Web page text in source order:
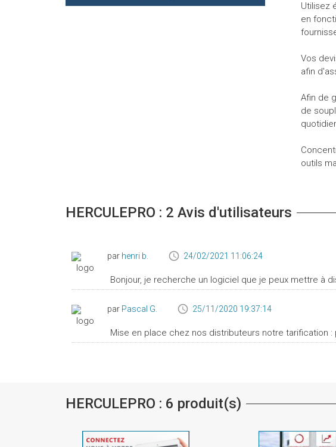
Utilisez
en
Vos
afin
Afin de
de
outils
HERCULEPRO : 2 Avis d'utilisateurs
par henri b. 24/02/2021 11:06:24
Bonjour, je recherche un logiciel que je peux mettre à
par Pascal G. 25/11/2020 19:37:14
Mise en place chez nos distributeurs notre tarification
HERCULEPRO : 6 produit(s)